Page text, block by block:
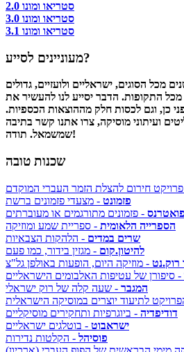
סטריאו ומונו 2.0
סטריאו ומונו 3.0
סטריאו ומונו 3.1
מעוניינים לסייע?
מכל הסוגים, ישראליים ולועזיים, גדולים
מכל התקופות. הדבר יסייע לנו להעשיר את
כן, וגם לכסות חלק מההוצאות הכספיות.
ועיתוני מוסיקה, צרו אתנו קשר בתיבה
שמשמאל. תודה!
שכנות טובה
חירום להצלת הזמר העברי המוקדם
פזמונט - מצעדי פזמונים ברשת
פואטרנס - פזמונים מתורגמים או מעוברתים
הספרייה הלאומית - ספריית שמע ומוזיקה
שרים במדים - הלהקות הצבאיות
להיטון.קום - מגזין בידור, כמו פעם
רוק.נט - מוזיקה היום, הופעות באולפן גל"צ
- סיפורן של עטיפות האלבומים הישראליים
המגבר - שעה קלה של רוק ישראלי
לתיעוד יוצרים במוסיקה הישראלית
דודיפדיה - ביוגרפיות ותחקירים מוסיקליים
ישראבוט - בוטלגים ישראליים
פוסיהל - הקלטות נדירות